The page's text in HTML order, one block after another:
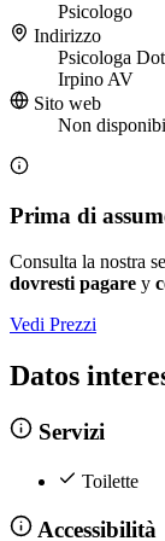
Psicologo
Indirizzo
Psicologa
Irpino AV
Sito web
Non
Prima di
Consulta la nostra
dovresti pagare y
Vedi Prezzi
Datos
Servizi
Toilette
Accessibilità